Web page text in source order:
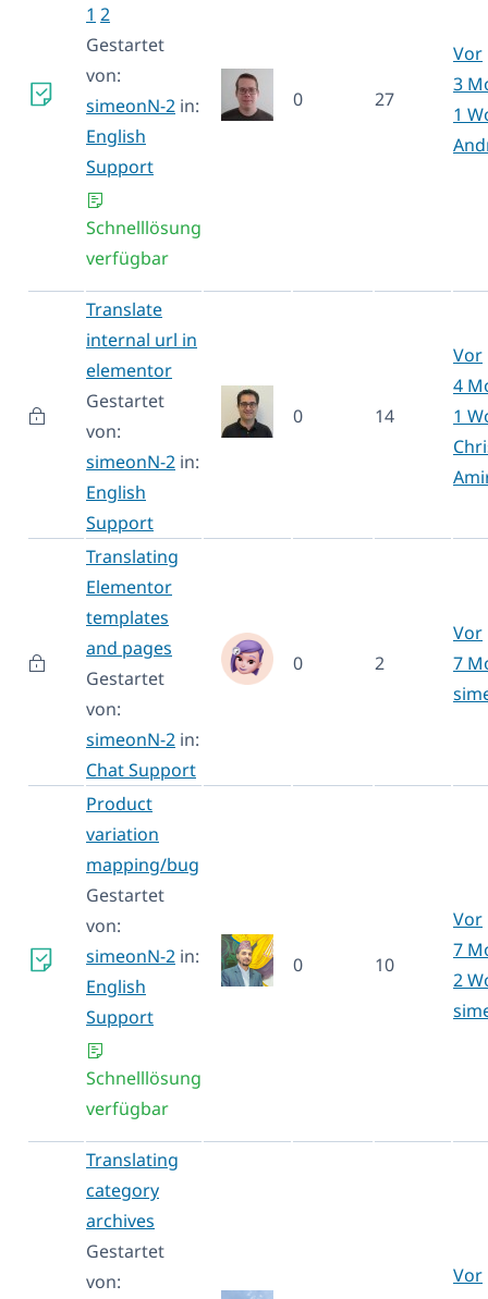
1 2
Gestartet
von:
simeonN-2 in:
English
Support
Schnelllösung
verfügbar
0 27
Vor
3
1
Translate
internal url in
elementor
Gestartet
von:
simeonN-2 in:
English
Support
0 14
Vor
4
1
Translating
Elementor
templates
and pages
Gestartet
von:
simeonN-2 in:
Chat Support
0 2
Vor
7
Product
variation
mapping/bug
Gestartet
von:
simeonN-2 in:
English
Support
Schnelllösung
verfügbar
0 10
Vor
7
2
Translating
category
archives
Gestartet
von:
Vor